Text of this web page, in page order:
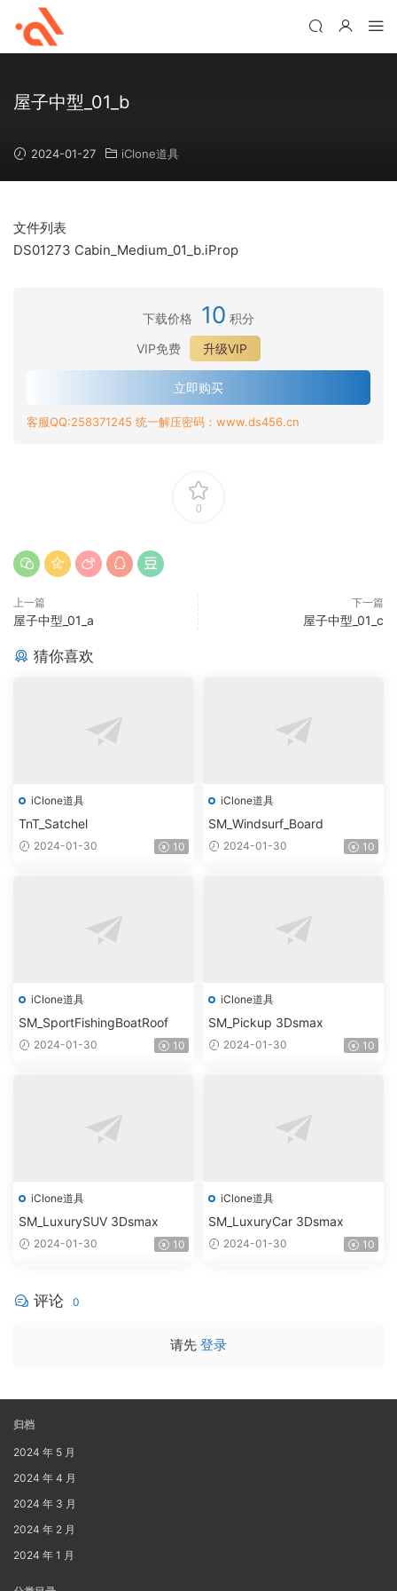
屋子中型_01_b
2024-01-27 iClone道具
文件列表
DS01273 Cabin_Medium_01_b.iProp
下载价格 10 积分
VIP免费
升级VIP
立即购买
客服QQ:258371245 统一解压密码：www.ds456.cn
0
上一篇
屋子中型_01_a
下一篇
屋子中型_01_c
猜你喜欢
iClone道具
TnT_Satchel
2024-01-30 10
iClone道具
SM_Windsurf_Board
2024-01-30 10
iClone道具
SM_SportFishingBoatRoof
2024-01-30 10
iClone道具
SM_Pickup 3Dsmax
2024-01-30 10
iClone道具
SM_LuxurySUV 3Dsmax
2024-01-30 10
iClone道具
SM_LuxuryCar 3Dsmax
2024-01-30 10
评论 0
请先 登录
归档
2024 年 5 月
2024 年 4 月
2024 年 3 月
2024 年 2 月
2024 年 1 月